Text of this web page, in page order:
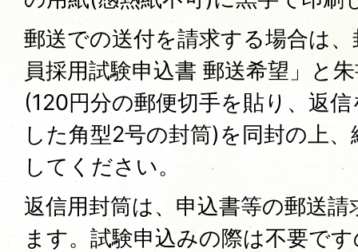
郵送での送付を請求する場合は
員採用試験申込書 郵送希望」と
(120円分の郵便切手を貼り、返
した角型2号の封筒)を同封の上
してください。
返信用封筒は、申込書等の郵送
ます。試験申込みの際は不要で